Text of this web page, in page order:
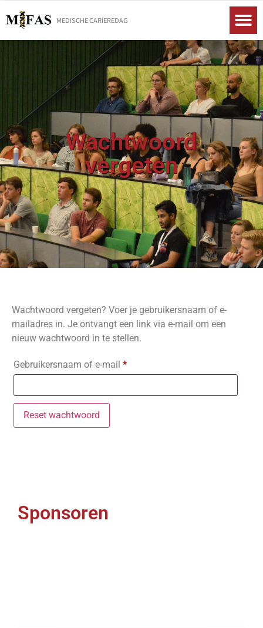
MEDISCHE CARIEREDAG
Wachtwoord
vergeten
Wachtwoord vergeten? Voer je gebruikersnaam of e-
mailadres in. Je ontvangt een link via e-mail om een
nieuw wachtwoord in te stellen.
Gebruikersnaam of e-mail *
Reset wachtwoord
Sponsoren